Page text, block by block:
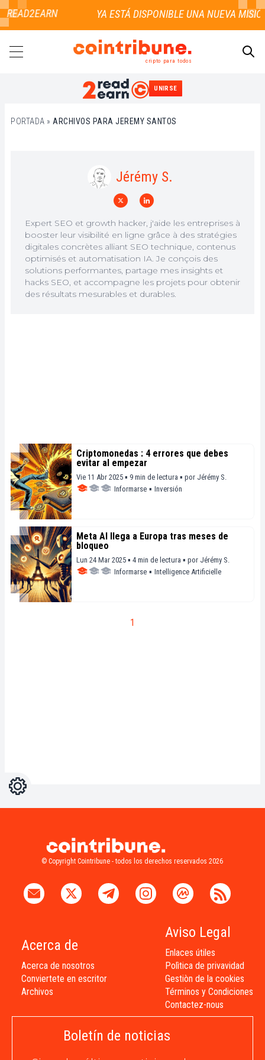
READ2EARN
cripto para todos
UNIRSE
PORTADA » ARCHIVOS PARA JEREMY SANTOS
Jérémy S.
Expert SEO et growth hacker, j'aide les entreprises à
booster leur visibilité en ligne grâce à des stratégies
digitales concrètes alliant SEO technique, contenus
optimisés et automatisation IA. Je conçois des
solutions performantes, partage mes insights et
hacks SEO, et accompagne les projets pour obtenir
des résultats mesurables et durables.
Criptomonedas : 4 errores que debes
evitar al empezar
Vie 11 Abr 2025 ▪ 9 min de lectura ▪ por Jérémy S.
Informarse ▪ Inversión
Meta AI llega a Europa tras meses de
bloqueo
Lun 24 Mar 2025 ▪ 4 min de lectura ▪ por Jérémy S.
Informarse ▪ Intelligence Artificielle
1
Ajustes
© Copyright Cointribune - todos los derechos reservados 2026
Acerca de
Acerca de nosotros
Conviertete en escritor
Archivos
Aviso Legal
Enlaces útiles
Polìtica de privavidad
Gestiòn de la cookies
Términos y Condiciones
Contactez-nous
Boletín de noticias